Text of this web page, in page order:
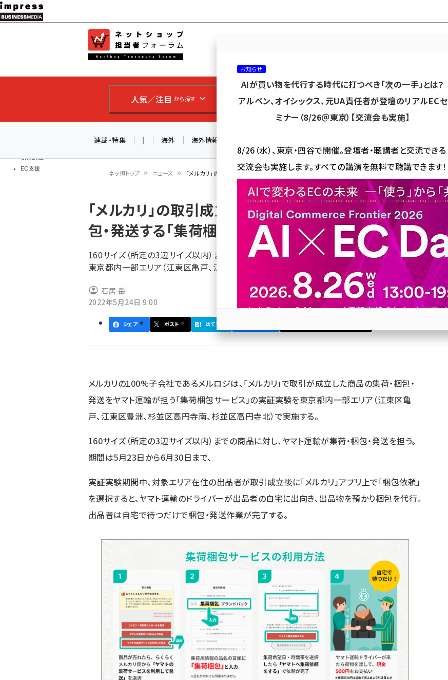
メ
イ
ン
ツ
移
教育講座
EC支援
人気／注目 から探す カテゴリ／種別 から探す セミナー／イベント から探す
連載・特集 | 海外 海外情報
ン
く
ず
ネッ担トップ ニュース 「メルカリ」の取引成立商品をヤマト運輸が集荷・梱包・発送する「集荷梱包サービス」とは
「メルカリ」の取引成立商品をヤマト運輸が集荷・梱
包・発送する「集荷梱包サービス」とは
160サイズ（所定の3辺サイズ以内）までの商品の集荷・梱包・発送を、ヤマト運輸が代行する。
東京都内一部エリア（江東区亀戸、江東区豊洲、杉並区高円寺南、杉並区高円寺北）で実施
石居 岳
2022年5月24日 9:00
シェア ポスト はてブ
メルカリの100%子会社であるメルロジは、「メルカリ」で取引が成立した商品の集荷・梱包・
発送をヤマト運輸が担う「集荷梱包サービス」の実証実験を東京都内一部エリア（江東区亀
戸、江東区豊洲、杉並区高円寺南、杉並区高円寺北）で実施する。
160サイズ（所定の3辺サイズ以内）までの商品に対し、ヤマト運輸が集荷・梱包・発送を担う。
期間は5月23日から6月30日まで、
実証実験期間中、対象エリア在住の出品者が取引成立後に「メルカリ」アプリ上で「梱包依頼」
を選択すると、ヤマト運輸のドライバーが出品者の自宅に出向き、出品物を預かり梱包を代行。
出品者は自宅で待つだけで梱包・発送作業が完了する。
お知らせ
AIが買い物を代行する時代に打つべき「次の一手」とは？
アルペン、オイシックス、元UA責任者が登壇のリアルECセ
ミナー（8/26＠東京）【交流会も実施】
8/26（水）、東京・四谷で開催。登壇者・聴講者と交流できる
交流会も実施します。すべての講演を無料で聴講できます！